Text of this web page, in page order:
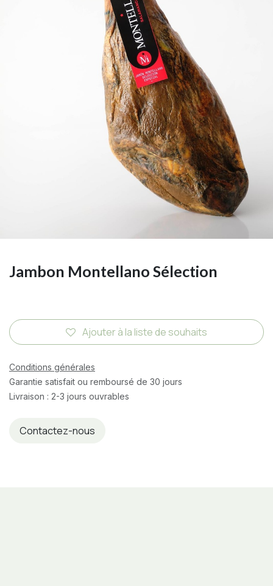
Jambon Montellano Sélection
Ajouter à la liste de souhaits
Conditions générales
Garantie satisfait ou remboursé de 30 jours
Livraison : 2-3 jours ouvrables
Contactez-nous